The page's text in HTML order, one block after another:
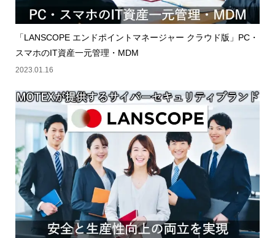
「LANSCOPE エンドポイントマネージャー クラウド版」PC・
スマホのIT資産一元管理・MDM
2023.01.16